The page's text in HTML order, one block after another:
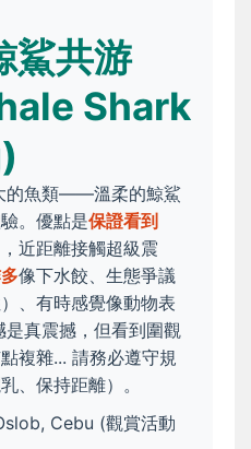
鯊共游
Shark
的魚類——溫柔的鯨鯊
。優點是保證看到
近距離接觸超級震
像下水餃、生態爭議
、有時感覺像動物表
是真震撼，但看到圍觀
複雜... 請務必遵守規
、保持距離）。
Cebu (觀賞活動